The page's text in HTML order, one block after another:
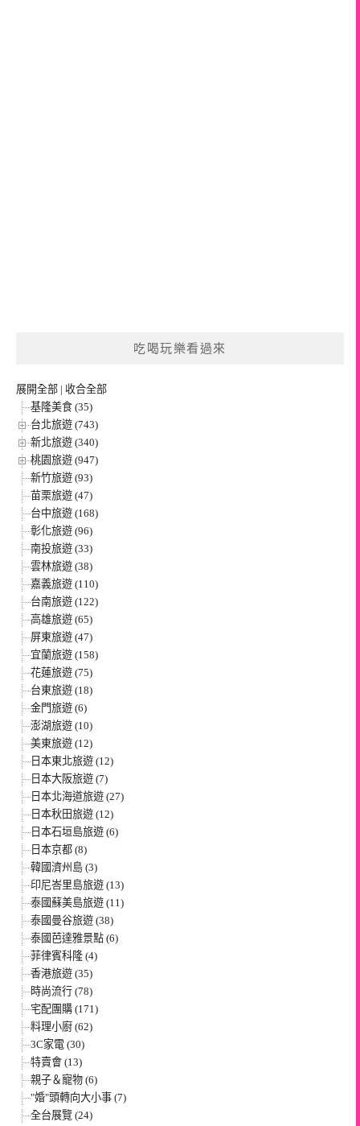
吃喝玩樂看過來
展開全部 | 收合全部
基隆美食 (35)
台北旅遊 (743)
新北旅遊 (340)
桃園旅遊 (947)
新竹旅遊 (93)
苗栗旅遊 (47)
台中旅遊 (168)
彰化旅遊 (96)
南投旅遊 (33)
雲林旅遊 (38)
嘉義旅遊 (110)
台南旅遊 (122)
高雄旅遊 (65)
屏東旅遊 (47)
宜蘭旅遊 (158)
花蓮旅遊 (75)
台東旅遊 (18)
金門旅遊 (6)
澎湖旅遊 (10)
美東旅遊 (12)
日本東北旅遊 (12)
日本大阪旅遊 (7)
日本北海道旅遊 (27)
日本秋田旅遊 (12)
日本石垣島旅遊 (6)
日本京都 (8)
韓國濟州島 (3)
印尼峇里島旅遊 (13)
泰國蘇美島旅遊 (11)
泰國曼谷旅遊 (38)
泰國芭達雅景點 (6)
菲律賓科隆 (4)
香港旅遊 (35)
時尚流行 (78)
宅配團購 (171)
料理小廚 (62)
3C家電 (30)
特賣會 (13)
親子＆寵物 (6)
"婚"頭轉向大小事 (7)
全台展覽 (24)